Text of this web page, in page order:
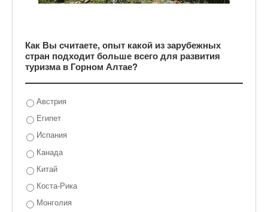
Как Вы считаете, опыт какой из зарубежных
стран подходит больше всего для развития
туризма в Горном Алтае?
Австрия
Египет
Испания
Канада
Китай
Коста-Рика
Монголия